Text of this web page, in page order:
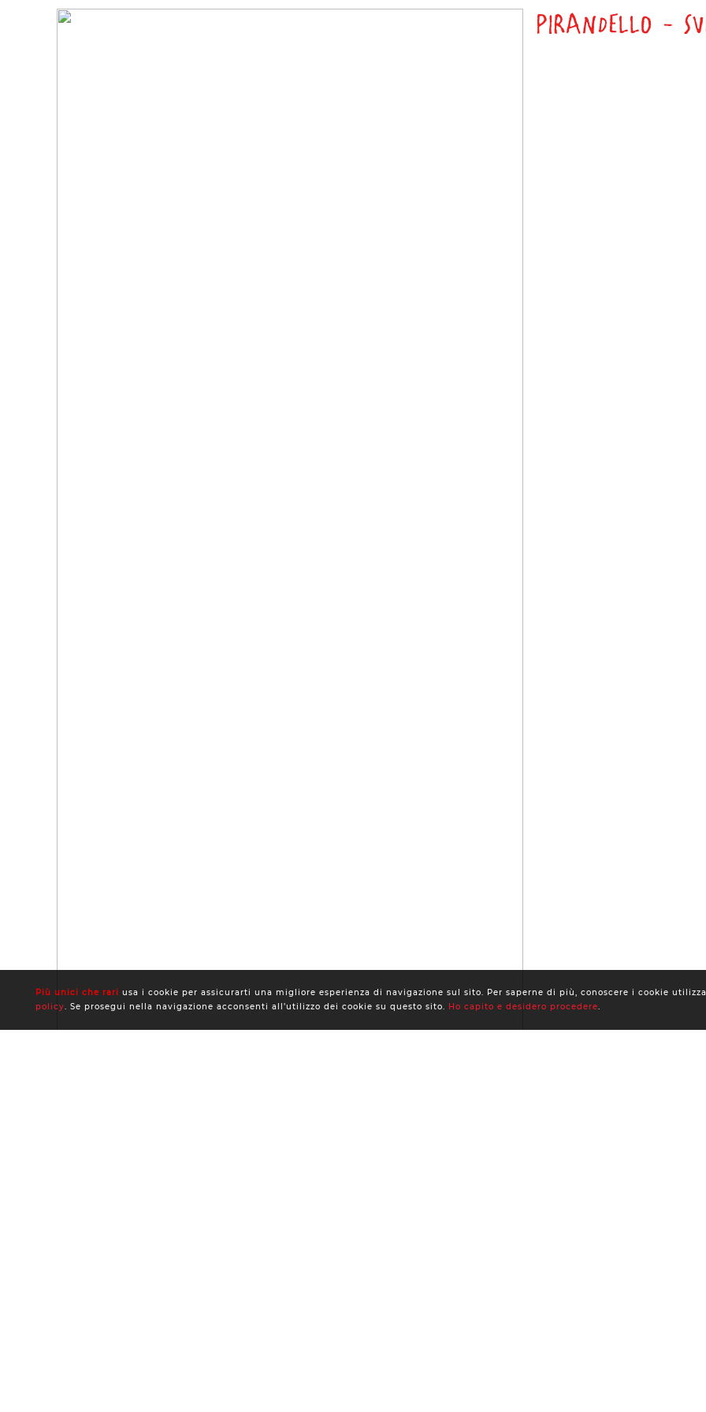
PIRANDELLO -
Più unici che rari usa i cookie per assicurarti una migliore esperienza di navigazione sul sito. Per saperne di più, conoscere i cookie
policy. Se prosegui nella navigazione acconsenti all’utilizzo dei cookie su questo sito. Ho capito e desidero procedere.